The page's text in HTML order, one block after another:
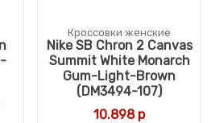
цена составляла 23.954
цена: 6.729 р.
Кроссовки женские
Nike SB Chron 2 Canvas
Summit White Monarch
Gum-Light-Brown
(DM3494-107)
10.898р